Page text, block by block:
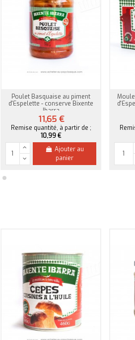
Poulet Basquaise au piment
d'Espelette - conserve Bixente
Ibarra
11,65 €
Remise quantité, à partir de ;
10,99 €
Ajouter au
panier